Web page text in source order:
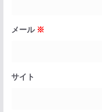
メール ※
サイト